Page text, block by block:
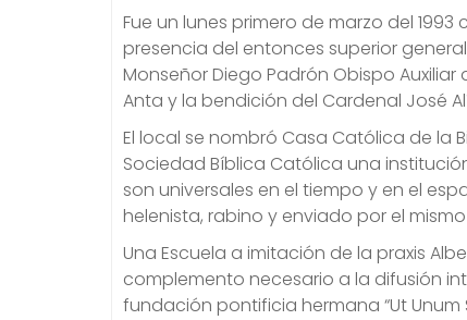
Fue un lunes primero de marzo del
presencia del entonces superior
Monseñor Diego Padrón Obispo Auxiliar
Anta y la bendición del Cardenal José
El local se nombró Casa Católica de la
Sociedad Bíblica Católica una
son universales en el tiempo y en el
helenista, rabino y enviado por el
Una Escuela a imitación de la praxis
complemento necesario a la difusión
fundación pontificia hermana “Ut